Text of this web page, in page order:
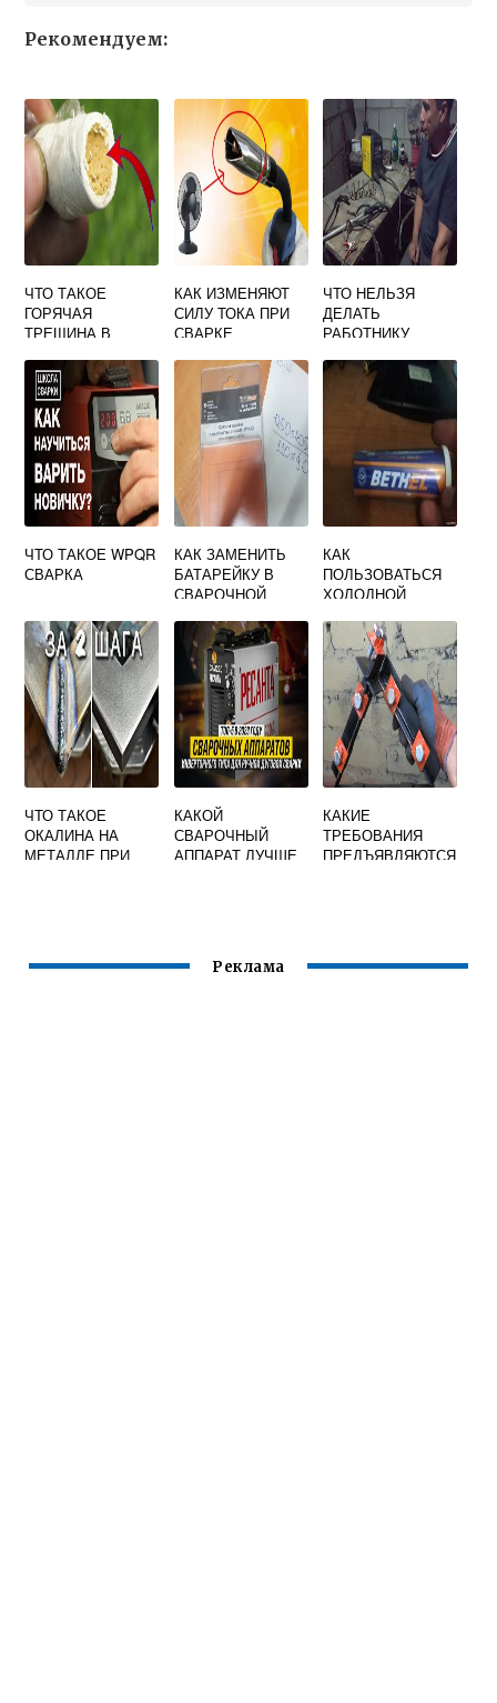
Рекомендуем:
ЧТО ТАКОЕ
ГОРЯЧАЯ
ТРЕЩИНА В
КАК ИЗМЕНЯЮТ
СИЛУ ТОКА ПРИ
СВАРКЕ
ЧТО НЕЛЬЗЯ
ДЕЛАТЬ
РАБОТНИКУ
ВЫПОЛНЯЕТ
КОНТАКТНУЮ
СВАРКУ
ЧТО ТАКОЕ WPQR
СВАРКА
КАК ЗАМЕНИТЬ
БАТАРЕЙКУ В
СВАРОЧНОЙ
МС 2
КАК
ПОЛЬЗОВАТЬСЯ
ХОЛОДНОЙ
ЧТО ТАКОЕ
ОКАЛИНА НА
МЕТАЛЛЕ ПРИ
КАКОЙ
СВАРОЧНЫЙ
АППАРАТ ЛУЧШЕ
КАКИЕ
ТРЕБОВАНИЯ
ПРЕДЪЯВЛЯЮТСЯ
Реклама